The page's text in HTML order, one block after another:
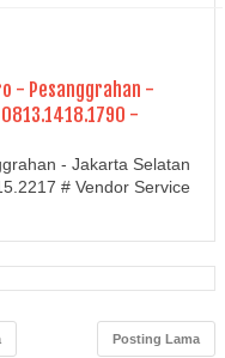
- Pesanggrahan -
-
- Jakarta Selatan
# Vendor Service
Posting Lama